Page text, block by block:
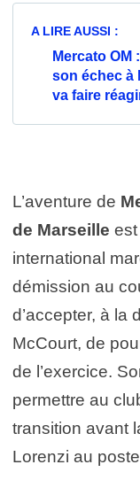
A LIRE AUSSI :
Mercato
son échec à
va faire
L’aventure de
de Marseille est
international
démission au
d’accepter, à la
McCourt, de
de l’exercice.
permettre au
transition avant
Lorenzi au